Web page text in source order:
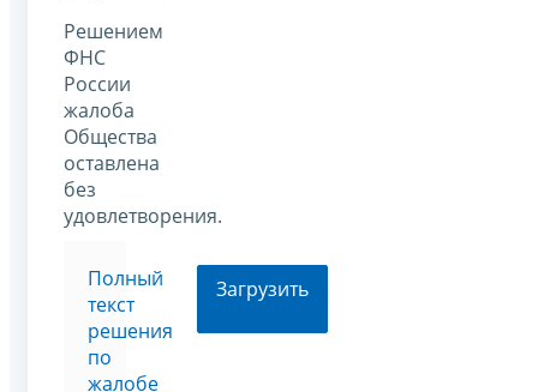
Решением
ФНС
России
жалоба
Общества
оставлена
без
удовлетворения.
Полный
текст
решения
по
жалобе
Загрузить